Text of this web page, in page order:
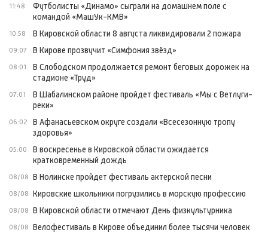
11:48
Футболисты «Динамо» сыграли на домашнем поле с
командой «МашУк-КМВ»
10:58 В Кировской области 8 августа ликвидировали 2 пожара
09:07 В Кирове прозвучит «Симфония звёзд»
08:01
В Слободском продолжается ремонт беговых дорожек на
стадионе «Труд»
07:01
В Шабалинском районе пройдет фестиваль «Мы с Ветлуги-
реки»
06:02
В Афанасьевском округе создали «Всесезонную тропу
здоровья»
05:00
В воскресенье в Кировской области ожидается
кратковременный дождь
08/08 В Нолинске пройдет фестиваль актерской песни
08/08 Кировские школьники погрузились в морскую профессию
08/08 В Кировской области отмечают День физкультурника
08/08 Велофестиваль в Кирове объединил более тысячи человек